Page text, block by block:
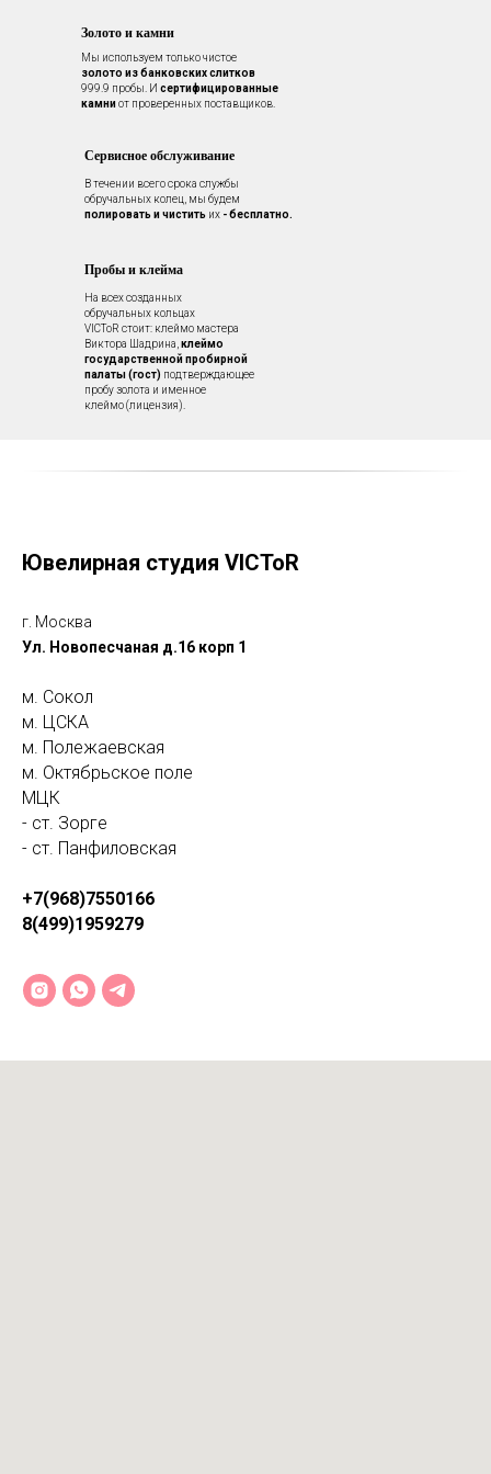
Мы используем только чистое
золото из банковских слитков
999.9 пробы. И сертифицированные
камниот проверенных поставщиков.
Золото и камни
Сервисное обслуживание
В течении всего срока службы
обручальных колец, мы будем
полировать и чистить их - бесплатно.
Пробы и клейма
На всех созданных
обручальных кольцах
VICToR стоит: клеймо мастера
Виктора Шадрина,клеймо
государственной пробирной
палаты (гост) подтверждающее
пробу золота и именное
клеймо (лицензия).
Ювелирная студия VICToR
г. Москва
Ул. Новопесчаная д.16 корп 1
м. Сокол
м. ЦСКА
м. Полежаевская
м. Октябрьское поле
МЦК
- ст. Зорге
- ст. Панфиловская
+7(968)7550166
8(499)1959279